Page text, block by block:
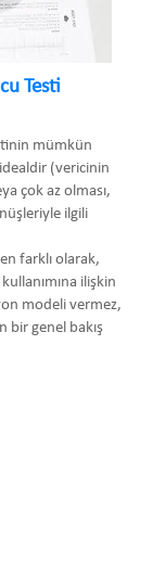
Testi
mümkün
(vericinin
çok az olması,
ilgili
farklı olarak,
ilişkin
modeli vermez,
bir genel bakış